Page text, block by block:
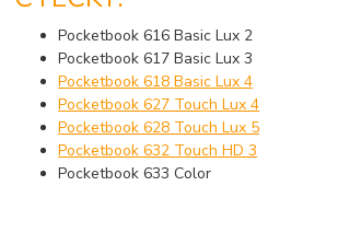
Pocketbook 616 Basic Lux 2
Pocketbook 617 Basic Lux 3
Pocketbook 618 Basic Lux 4
Pocketbook 627 Touch Lux 4
Pocketbook 628 Touch Lux 5
Pocketbook 632 Touch HD 3
Pocketbook 633 Color